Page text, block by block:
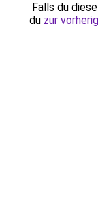
Falls du
du zur